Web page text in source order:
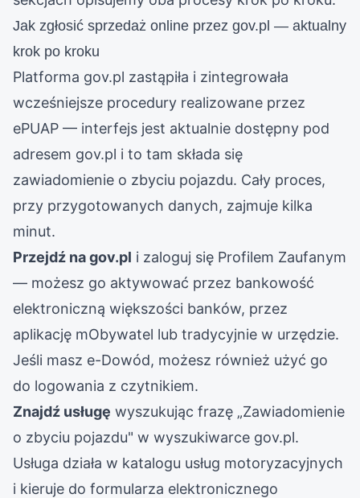
Jak zgłosić sprzedaż online przez gov.pl — aktualny
krok po kroku
Platforma gov.pl zastąpiła i zintegrowała
wcześniejsze procedury realizowane przez
ePUAP — interfejs jest aktualnie dostępny pod
adresem gov.pl i to tam składa się
zawiadomienie o zbyciu pojazdu. Cały proces,
przy przygotowanych danych, zajmuje kilka
minut.
Przejdź na gov.pl i zaloguj się Profilem Zaufanym
— możesz go aktywować przez bankowość
elektroniczną większości banków, przez
aplikację mObywatel lub tradycyjnie w urzędzie.
Jeśli masz e-Dowód, możesz również użyć go
do logowania z czytnikiem.
Znajdź usługę wyszukując frazę „Zawiadomienie
o zbyciu pojazdu" w wyszukiwarce gov.pl.
Usługa działa w katalogu usług motoryzacyjnych
i kieruje do formularza elektronicznego